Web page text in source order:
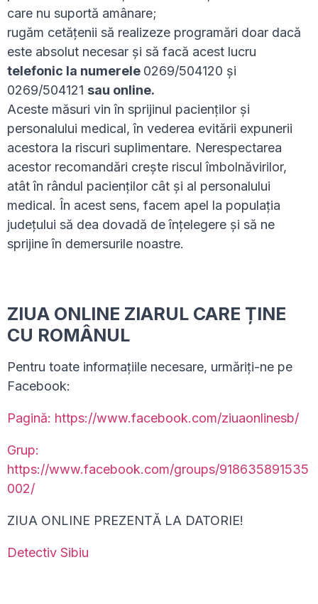
care nu suportă amânare;
rugăm cetățenii să realizeze programări doar dacă
este absolut necesar și să facă acest lucru
telefonic la numerele 0269/504120 și
0269/504121 sau online.
Aceste măsuri vin în sprijinul pacienților și
personalului medical, în vederea evitării expunerii
acestora la riscuri suplimentare. Nerespectarea
acestor recomandări crește riscul îmbolnăvirilor,
atât în rândul pacienților cât și al personalului
medical. În acest sens, facem apel la populația
județului să dea dovadă de înțelegere și să ne
sprijine în demersurile noastre.
ZIUA ONLINE ZIARUL CARE ȚINE
CU ROMÂNUL
Pentru toate informațiile necesare, urmăriți-ne pe
Facebook:
Pagină: https://www.facebook.com/ziuaonlinesb/
Grup:
https://www.facebook.com/groups/918635891535
002/
ZIUA ONLINE PREZENTĂ LA DATORIE!
Detectiv Sibiu